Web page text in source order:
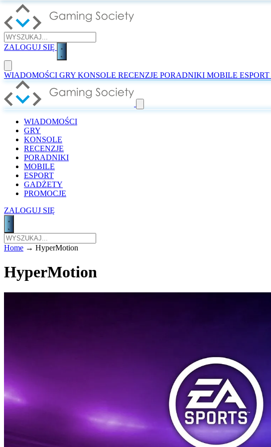
ZALOGUJ SIĘ
WIADOMOŚCI GRY KONSOLE RECENZJE PORADNIKI MOBILE ESPORT
WIADOMOŚCI
GRY
KONSOLE
RECENZJE
PORADNIKI
MOBILE
ESPORT
GADŻETY
PROMOCJE
ZALOGUJ SIĘ
Home → HyperMotion
HyperMotion